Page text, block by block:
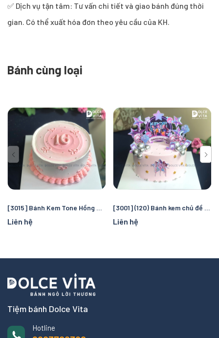
✅ Dịch vụ tận tâm: Tư vấn chi tiết và giao bánh đúng thời
gian. Có thể xuất hóa đơn theo yêu cầu của KH.
Bánh cùng loại
[3015] Bánh Kem Tone Hồng Nữ Tính Ghi Số Tuổi Nổi Bật
Liên hệ
[3001] (120) Bánh kem chủ đề Rumi cho fan K-pop
Liên hệ
Tiệm bánh Dolce Vita
Hotline